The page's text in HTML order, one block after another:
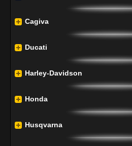
Cagiva
Ducati
Harley-Davidson
Honda
Husqvarna